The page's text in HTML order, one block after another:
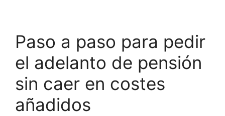
Paso a paso para pedir
el adelanto de pensión
sin caer en costes
añadidos